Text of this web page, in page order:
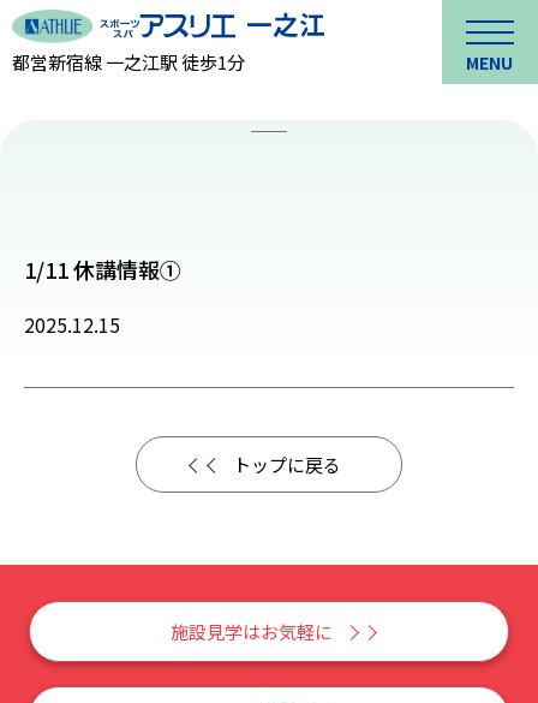
都営新宿線 一之江駅 徒歩1分 MENU
1/11 休講情報①
2025.12.15
トップに戻る
施設見学はお気軽に